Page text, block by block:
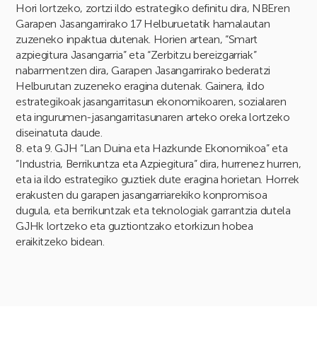
Hori lortzeko, zortzi ildo estrategiko definitu dira, NBEren
Garapen Jasangarrirako 17 Helburuetatik hamalautan
zuzeneko inpaktua dutenak. Horien artean, “Smart
azpiegitura Jasangarria” eta “Zerbitzu bereizgarriak”
nabarmentzen dira, Garapen Jasangarrirako bederatzi
Helburutan zuzeneko eragina dutenak. Gainera, ildo
estrategikoak jasangarritasun ekonomikoaren, sozialaren
eta ingurumen-jasangarritasunaren arteko oreka lortzeko
diseinatuta daude.
8. eta 9. GJH “Lan Duina eta Hazkunde Ekonomikoa” eta
“Industria, Berrikuntza eta Azpiegitura” dira, hurrenez hurren,
eta ia ildo estrategiko guztiek dute eragina horietan. Horrek
erakusten du garapen jasangarriarekiko konpromisoa
dugula, eta berrikuntzak eta teknologiak garrantzia dutela
GJHk lortzeko eta guztiontzako etorkizun hobea
eraikitzeko bidean.